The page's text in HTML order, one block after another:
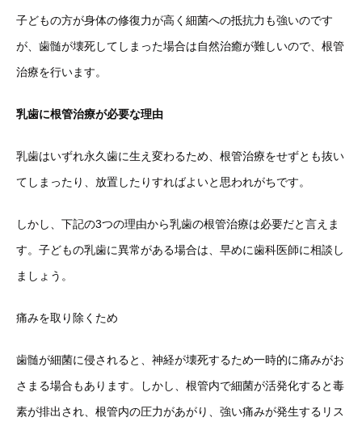
子どもの方が身体の修復力が高く細菌への抵抗力も強いのです
が、歯髄が壊死してしまった場合は自然治癒が難しいので、根管
治療を行います。
乳歯に根管治療が必要な理由
乳歯はいずれ永久歯に生え変わるため、根管治療をせずとも抜い
てしまったり、放置したりすればよいと思われがちです。
しかし、下記の3つの理由から乳歯の根管治療は必要だと言えま
す。子どもの乳歯に異常がある場合は、早めに歯科医師に相談し
ましょう。
痛みを取り除くため
歯髄が細菌に侵されると、神経が壊死するため一時的に痛みがお
さまる場合もあります。しかし、根管内で細菌が活発化すると毒
素が排出され、根管内の圧力があがり、強い痛みが発生するリス